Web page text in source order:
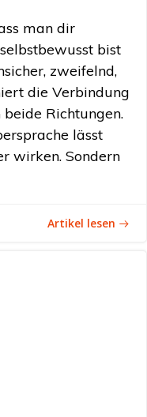
man dir
bist
zweifelnd,
die Verbindung
Richtungen.
lässt
wirken. Sondern
Artikel lesen